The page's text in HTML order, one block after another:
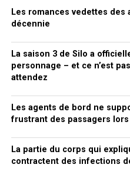
Les romances vedettes des
décennie
La saison 3 de Silo a
personnage – et ce n’est
attendez
Les agents de bord ne
frustrant des passagers lors
La partie du corps qui
contractent des infections